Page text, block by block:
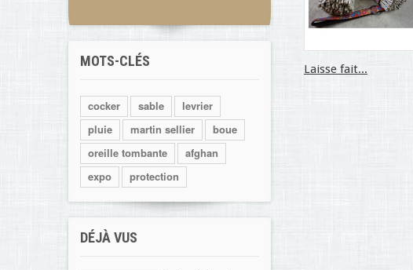
MOTS-CLÉS
cocker sable
levrier
pluie
martin sellier
boue
oreille tombante
afghan
expo
protection
DÉJÀ VUS
Laisse fait...